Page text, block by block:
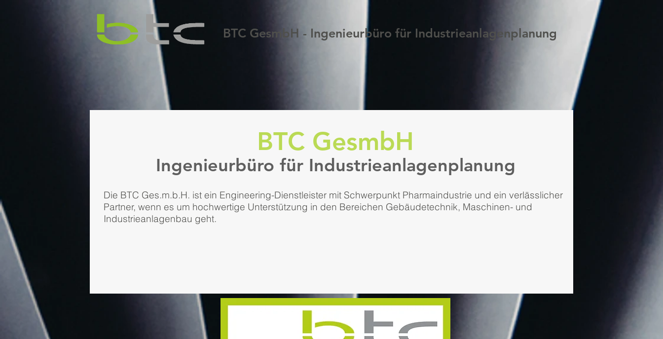
BTC GesmbH - Ingenieurbüro für Industrieanlagenplanung
Die BTC Ges.m.b.H. ist ein Engineering-Dienstleister mit Schwerpunkt Pharmaindustrie und ein verlässlicher
Partner, wenn es um hochwertige Unterstützung in den Bereichen Gebäudetechnik, Maschinen- und
Industrieanlagenbau geht.
BTC GesmbH
Ingenieurbüro für Industrieanlagenplanung